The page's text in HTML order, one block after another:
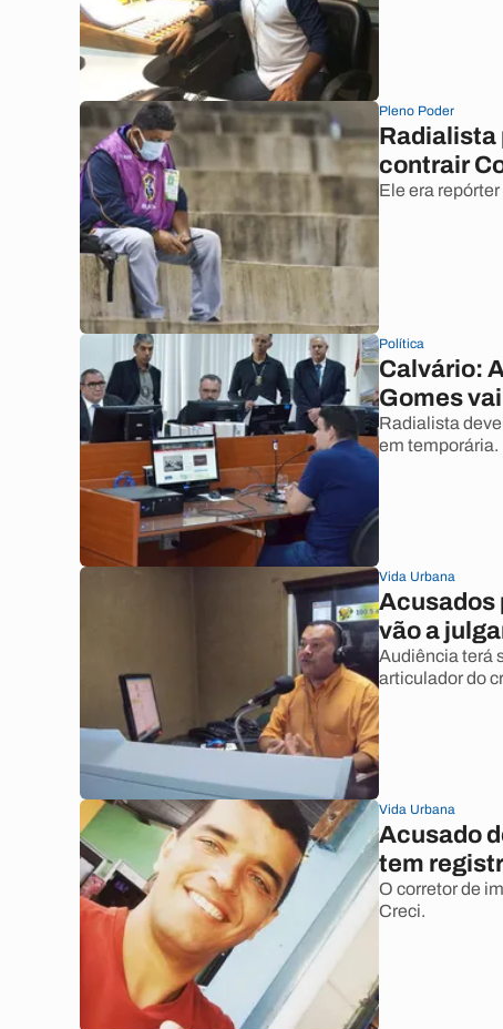
Pleno Poder
Radialista
contrair
Ele era
Política
Calvário:
Gomes
Radialista
em temporária.
Vida Urbana
Acusados
vão a
Audiência terá
articulador do
Vida Urbana
Acusado
tem
O corretor de
Creci.